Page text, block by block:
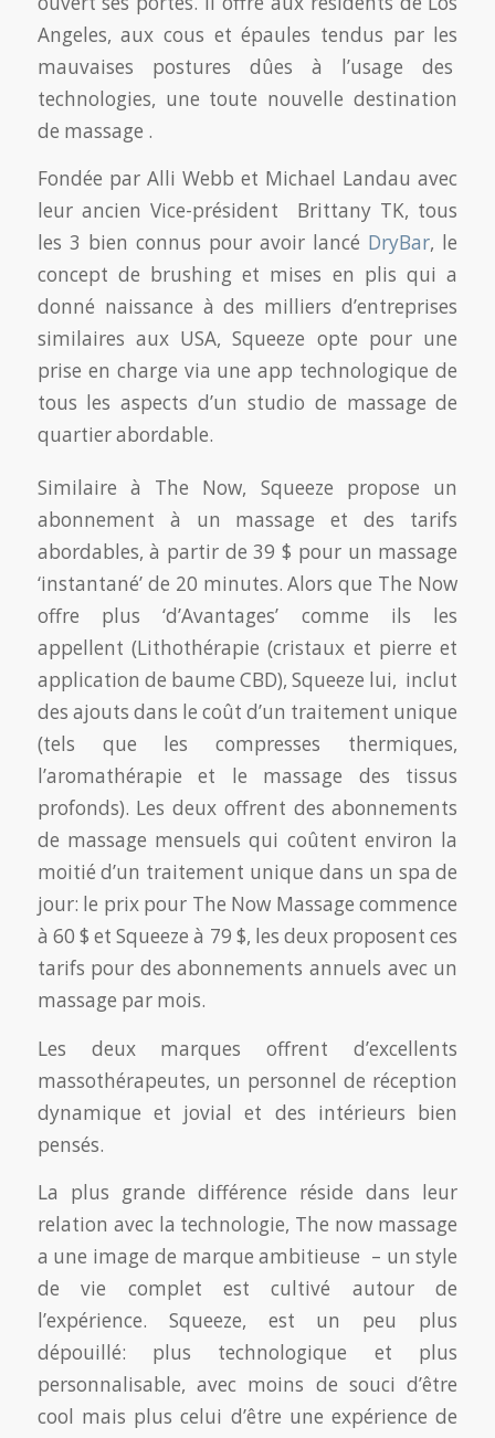
Angeles, aux cous et épaules tendus par les
mauvaises postures dûes à l’usage des
technologies, une toute nouvelle destination
de massage .
Fondée par Alli Webb et Michael Landau avec
leur ancien Vice-président Brittany TK, tous
les 3 bien connus pour avoir lancé DryBar, le
concept de brushing et mises en plis qui a
donné naissance à des milliers d’entreprises
similaires aux USA, Squeeze opte pour une
prise en charge via une app technologique de
tous les aspects d’un studio de massage de
quartier abordable.
Similaire à The Now, Squeeze propose un
abonnement à un massage et des tarifs
abordables, à partir de 39 $ pour un massage
‘instantané’ de 20 minutes. Alors que The Now
offre plus ‘d’Avantages’ comme ils les
appellent (Lithothérapie (cristaux et pierre et
application de baume CBD), Squeeze lui, inclut
des ajouts dans le coût d’un traitement unique
(tels que les compresses thermiques,
l’aromathérapie et le massage des tissus
profonds). Les deux offrent des abonnements
de massage mensuels qui coûtent environ la
moitié d’un traitement unique dans un spa de
jour: le prix pour The Now Massage commence
à 60 $ et Squeeze à 79 $, les deux proposent ces
tarifs pour des abonnements annuels avec un
massage par mois.
Les deux marques offrent d’excellents
massothérapeutes, un personnel de réception
dynamique et jovial et des intérieurs bien
pensés.
La plus grande différence réside dans leur
relation avec la technologie, The now massage
a une image de marque ambitieuse – un style
de vie complet est cultivé autour de
l’expérience. Squeeze, est un peu plus
dépouillé: plus technologique et plus
personnalisable, avec moins de souci d’être
cool mais plus celui d’être une expérience de